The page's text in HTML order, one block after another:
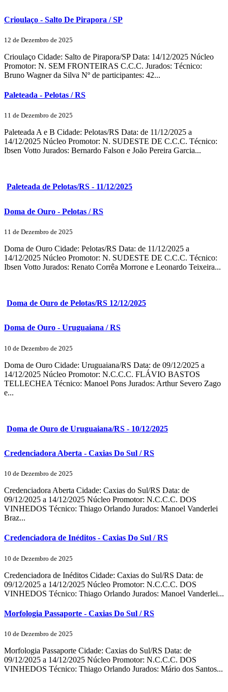
Crioulaço - Salto De Pirapora / SP
12 de Dezembro de 2025
Crioulaço Cidade: Salto de Pirapora/SP Data: 14/12/2025 Núcleo
Promotor: N. SEM FRONTEIRAS C.C.C. Jurados: Técnico:
Bruno Wagner da Silva Nº de participantes: 42...
Paleteada - Pelotas / RS
11 de Dezembro de 2025
Paleteada A e B Cidade: Pelotas/RS Data: de 11/12/2025 a
14/12/2025 Núcleo Promotor: N. SUDESTE DE C.C.C. Técnico:
Ibsen Votto Jurados: Bernardo Falson e João Pereira Garcia...
Paleteada de Pelotas/RS - 11/12/2025
Doma de Ouro - Pelotas / RS
11 de Dezembro de 2025
Doma de Ouro Cidade: Pelotas/RS Data: de 11/12/2025 a
14/12/2025 Núcleo Promotor: N. SUDESTE DE C.C.C. Técnico:
Ibsen Votto Jurados: Renato Corrêa Morrone e Leonardo Teixeira...
Doma de Ouro de Pelotas/RS 12/12/2025
Doma de Ouro - Uruguaiana / RS
10 de Dezembro de 2025
Doma de Ouro Cidade: Uruguaiana/RS Data: de 09/12/2025 a
14/12/2025 Núcleo Promotor: N.C.C.C. FLÁVIO BASTOS
TELLECHEA Técnico: Manoel Pons Jurados: Arthur Severo Zago
e...
Doma de Ouro de Uruguaiana/RS - 10/12/2025
Credenciadora Aberta - Caxias Do Sul / RS
10 de Dezembro de 2025
Credenciadora Aberta Cidade: Caxias do Sul/RS Data: de
09/12/2025 a 14/12/2025 Núcleo Promotor: N.C.C.C. DOS
VINHEDOS Técnico: Thiago Orlando Jurados: Manoel Vanderlei
Braz...
Credenciadora de Inéditos - Caxias Do Sul / RS
10 de Dezembro de 2025
Credenciadora de Inéditos Cidade: Caxias do Sul/RS Data: de
09/12/2025 a 14/12/2025 Núcleo Promotor: N.C.C.C. DOS
VINHEDOS Técnico: Thiago Orlando Jurados: Manoel Vanderlei...
Morfologia Passaporte - Caxias Do Sul / RS
10 de Dezembro de 2025
Morfologia Passaporte Cidade: Caxias do Sul/RS Data: de
09/12/2025 a 14/12/2025 Núcleo Promotor: N.C.C.C. DOS
VINHEDOS Técnico: Thiago Orlando Jurados: Mário dos Santos...